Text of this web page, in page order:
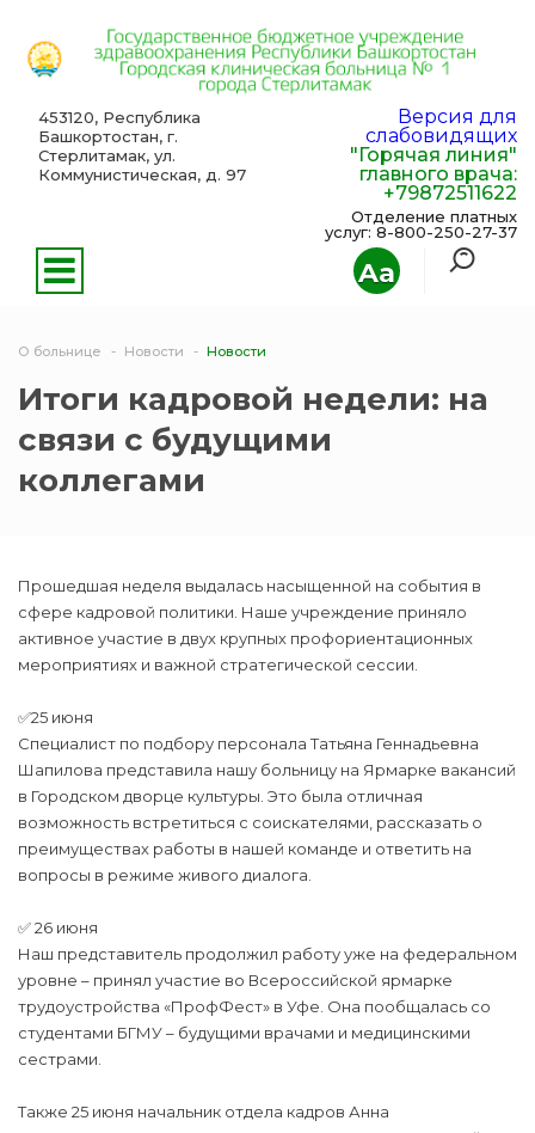
Aa
453120, Республика
Башкортостан, г.
Стерлитамак, ул.
Коммунистическая, д. 97
Версия для
слабовидящих
"Горячая линия"
главного врача:
+79872511622
Отделение платных
услуг: 8-800-250-27-37
О больнице Новости Новости
Итоги кадровой недели: на
связи с будущими
коллегами
Прошедшая неделя выдалась насыщенной на события в
сфере кадровой политики. Наше учреждение приняло
активное участие в двух крупных профориентационных
мероприятиях и важной стратегической сессии.
✅25 июня
Специалист по подбору персонала Татьяна Геннадьевна
Шапилова представила нашу больницу на Ярмарке вакансий
в Городском дворце культуры. Это была отличная
возможность встретиться с соискателями, рассказать о
преимуществах работы в нашей команде и ответить на
вопросы в режиме живого диалога.
✅ 26 июня
Наш представитель продолжил работу уже на федеральном
уровне – принял участие во Всероссийской ярмарке
трудоустройства «ПрофФест» в Уфе. Она пообщалась со
студентами БГМУ – будущими врачами и медицинскими
сестрами.
Также 25 июня начальник отдела кадров Анна